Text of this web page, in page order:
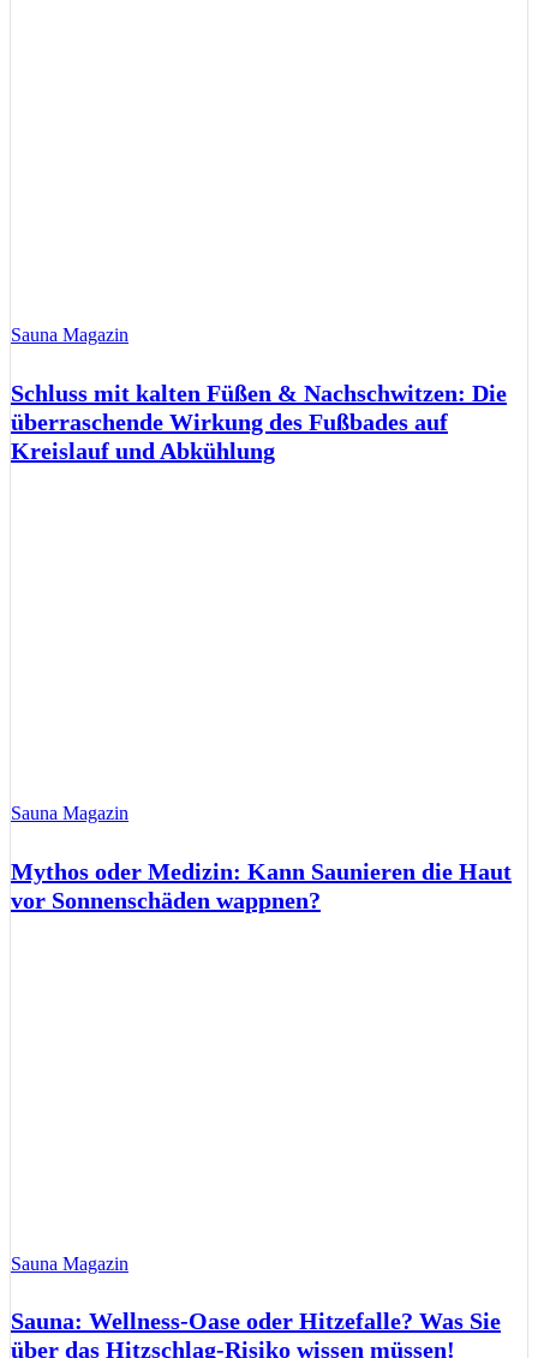
Sauna Magazin
Schluss mit kalten Füßen & Nachschwitzen: Die
überraschende Wirkung des Fußbades auf
Kreislauf und Abkühlung
Sauna Magazin
Mythos oder Medizin: Kann Saunieren die Haut
vor Sonnenschäden wappnen?
Sauna Magazin
Sauna: Wellness-Oase oder Hitzefalle? Was Sie
über das Hitzschlag-Risiko wissen müssen!